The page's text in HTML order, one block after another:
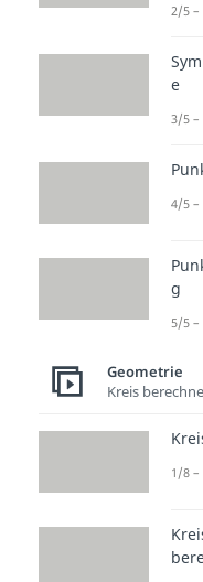
2/5 –
e
3/5 –
4/5 –
g
5/5 –
Geometrie
Kreis
1/8 –